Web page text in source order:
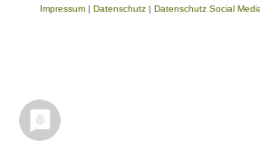
Impressum| Datenschutz| Datenschutz Social